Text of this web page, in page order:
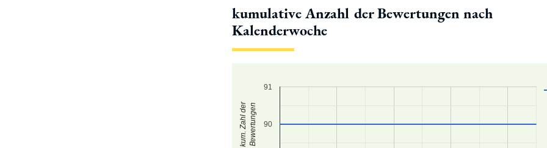
kumulative Anzahl der Bewertungen nach
Kalenderwoche
90
91
kum. Zahl derBewertungen